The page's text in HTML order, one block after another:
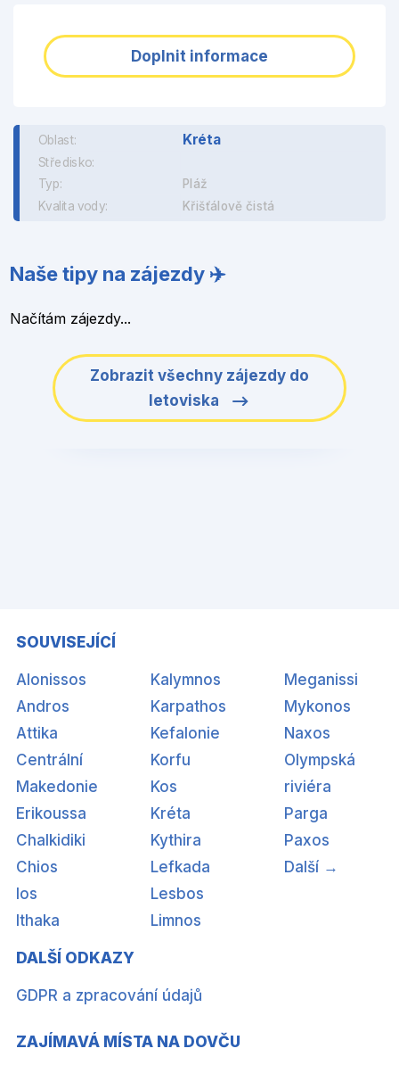
Doplnit informace
Oblast: Kréta
Středisko:
Typ:
Pláž
Kvalita vody:
Křišťálově čistá
Naše tipy na zájezdy ✈️
Načítám zájezdy...
Zobrazit všechny zájezdy do
letoviska
SOUVISEJÍCÍ
Alonissos
Andros
Attika
Centrální
Makedonie
Erikoussa
Chalkidiki
Chios
Ios
Ithaka
Kalymnos
Karpathos
Kefalonie
Korfu
Kos
Kréta
Kythira
Lefkada
Lesbos
Limnos
Meganissi
Mykonos
Naxos
Olympská
riviéra
Parga
Paxos
Další →
DALŠÍ ODKAZY
GDPR a zpracování údajů
ZAJÍMAVÁ MÍSTA NA DOVČU